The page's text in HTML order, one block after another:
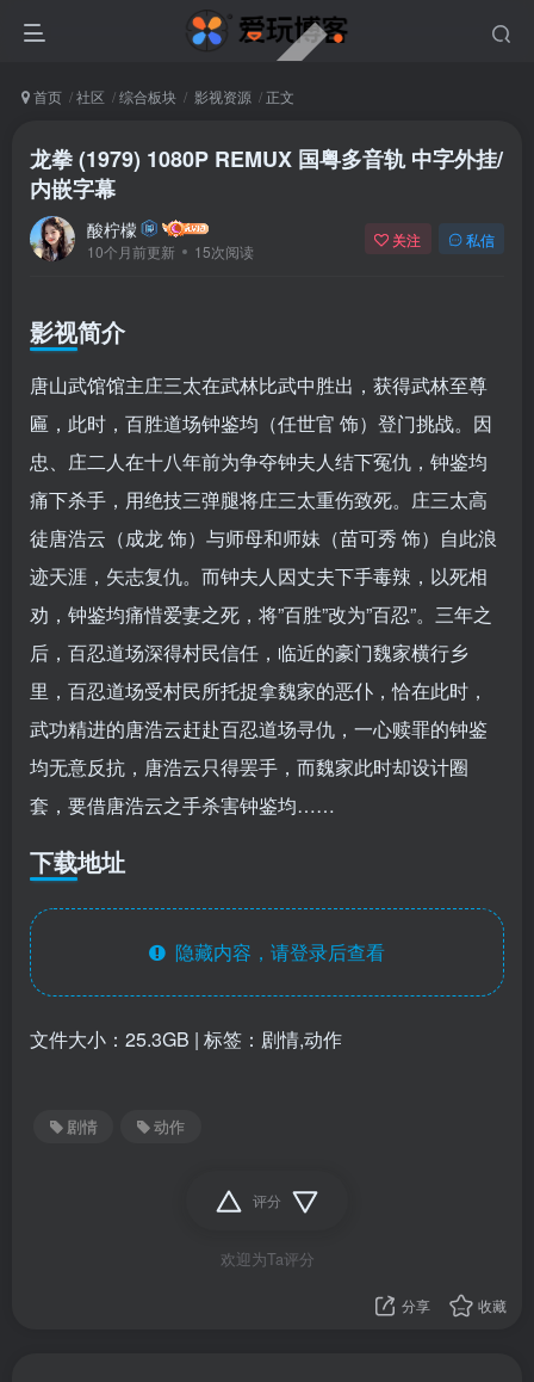
首页 社区 综合板块 影视资源 正文
龙拳 (1979) 1080P REMUX 国粤多音轨 中字外挂/
内嵌字幕
酸柠檬
10个月前更新 15次阅读
关注 私信
影视简介
唐山武馆馆主庄三太在武林比武中胜出，获得武林至尊
匾，此时，百胜道场钟鉴均（任世官 饰）登门挑战。因
忠、庄二人在十八年前为争夺钟夫人结下冤仇，钟鉴均
痛下杀手，用绝技三弹腿将庄三太重伤致死。庄三太高
徒唐浩云（成龙 饰）与师母和师妹（苗可秀 饰）自此浪
迹天涯，矢志复仇。而钟夫人因丈夫下手毒辣，以死相
劝，钟鉴均痛惜爱妻之死，将”百胜”改为”百忍”。三年之
后，百忍道场深得村民信任，临近的豪门魏家横行乡
里，百忍道场受村民所托捉拿魏家的恶仆，恰在此时，
武功精进的唐浩云赶赴百忍道场寻仇，一心赎罪的钟鉴
均无意反抗，唐浩云只得罢手，而魏家此时却设计圈
套，要借唐浩云之手杀害钟鉴均……
下载地址
隐藏内容，请登录后查看
文件大小：25.3GB | 标签：剧情,动作
剧情 动作
评分
欢迎为Ta评分
分享 收藏